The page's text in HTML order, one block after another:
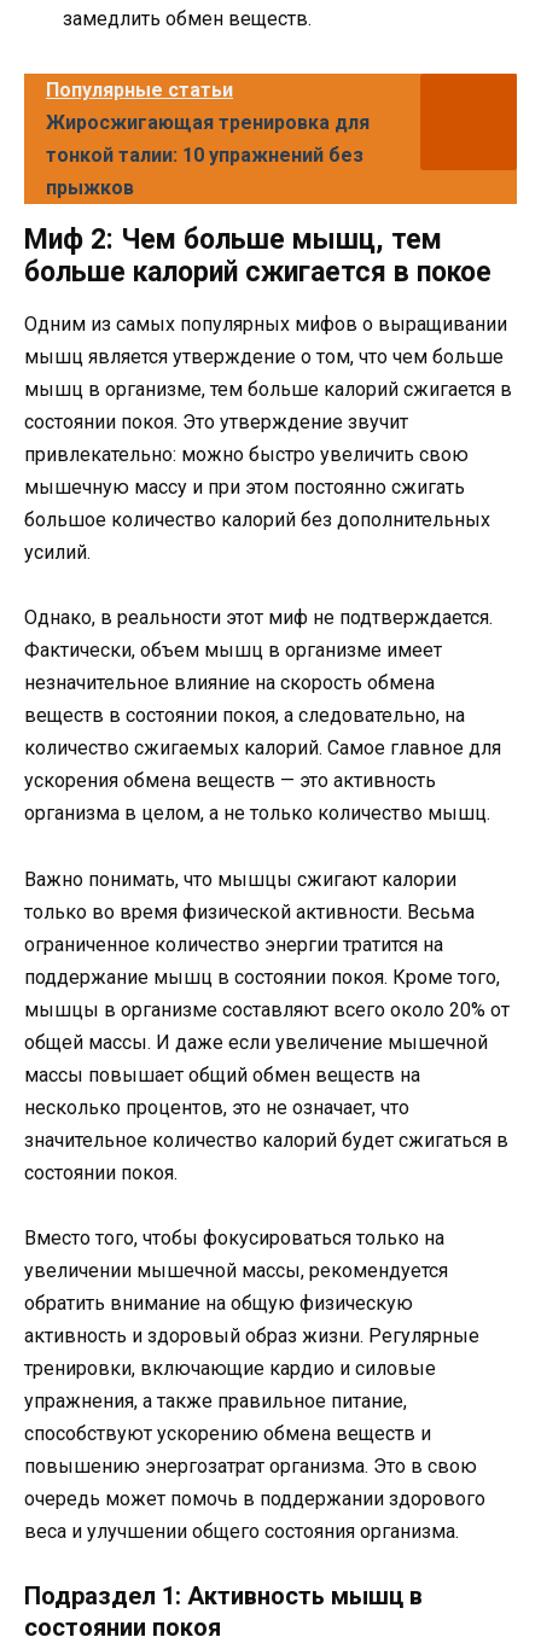
замедлить обмен веществ.
Популярные статьи
Жиросжигающая тренировка для
тонкой талии: 10 упражнений без
прыжков
Миф 2: Чем больше мышц, тем
больше калорий сжигается в покое
Одним из самых популярных мифов о выращивании
мышц является утверждение о том, что чем больше
мышц в организме, тем больше калорий сжигается в
состоянии покоя. Это утверждение звучит
привлекательно: можно быстро увеличить свою
мышечную массу и при этом постоянно сжигать
большое количество калорий без дополнительных
усилий.
Однако, в реальности этот миф не подтверждается.
Фактически, объем мышц в организме имеет
незначительное влияние на скорость обмена
веществ в состоянии покоя, а следовательно, на
количество сжигаемых калорий. Самое главное для
ускорения обмена веществ — это активность
организма в целом, а не только количество мышц.
Важно понимать, что мышцы сжигают калории
только во время физической активности. Весьма
ограниченное количество энергии тратится на
поддержание мышц в состоянии покоя. Кроме того,
мышцы в организме составляют всего около 20% от
общей массы. И даже если увеличение мышечной
массы повышает общий обмен веществ на
несколько процентов, это не означает, что
значительное количество калорий будет сжигаться в
состоянии покоя.
Вместо того, чтобы фокусироваться только на
увеличении мышечной массы, рекомендуется
обратить внимание на общую физическую
активность и здоровый образ жизни. Регулярные
тренировки, включающие кардио и силовые
упражнения, а также правильное питание,
способствуют ускорению обмена веществ и
повышению энергозатрат организма. Это в свою
очередь может помочь в поддержании здорового
веса и улучшении общего состояния организма.
Подраздел 1: Активность мышц в
состоянии покоя